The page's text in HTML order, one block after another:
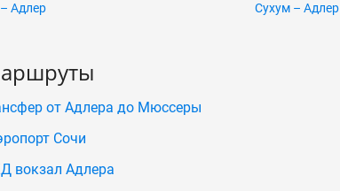
Адлер
Сухум – Адлер
от Адлера до Мюссеры
Сочи
вокзал Адлера